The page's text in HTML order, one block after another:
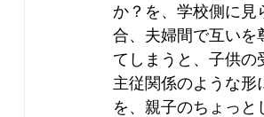
か？を、学校側に見
合、夫婦間で互いを
てしまうと、子供の
主従関係のような形
を、親子のちょっと